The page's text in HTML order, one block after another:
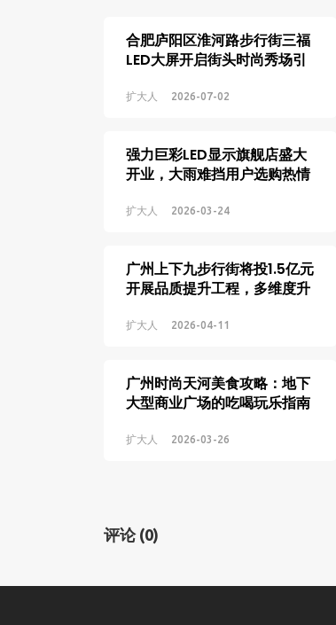
合肥庐阳区淮河路步行街三福
LED大屏开启街头时尚秀场引
扩大人 2026-07-02
强力巨彩LED显示旗舰店盛大
开业，大雨难挡用户选购热情
扩大人 2026-03-24
广州上下九步行街将投1.5亿元
开展品质提升工程，多维度升
扩大人 2026-04-11
广州时尚天河美食攻略：地下
大型商业广场的吃喝玩乐指南
扩大人 2026-03-26
评论 (0)